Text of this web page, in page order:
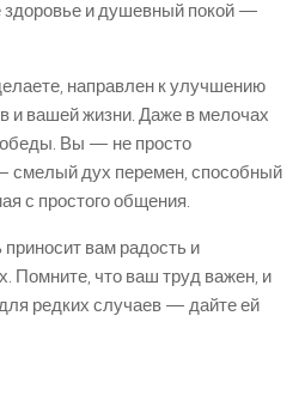
здоровье и душевный покой —
направлен к улучшению
и вашей жизни. Даже в мелочах
Вы — не просто
смелый дух перемен, способный
с простого общения.
вам радость и
Помните, что ваш труд важен, и
редких случаев — дайте ей